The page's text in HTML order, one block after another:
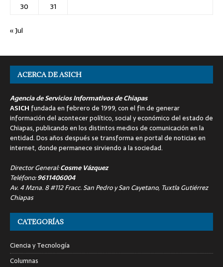
30
31
« Jul
ACERCA DE ASICH
Agencia de Servicios Informativos de Chiapas
ASICH fundada en febrero de 1999, con el fin de generar
información del acontecer político, social y económico del estado de
Chiapas, publicando en los distintos medios de comunicación en la
entidad. Dos años después se transforma en portal de noticias en
internet, donde permanece sirviendo a la sociedad.
Director General:Cosme Vázquez
Teléfono:9611406004
Av. 4 Mzna. 8 #112 Fracc. San Pedro y San Cayetano, Tuxtla Gutiérrez
Chiapas
CATEGORÍAS
Ciencia y Tecnología
Columnas